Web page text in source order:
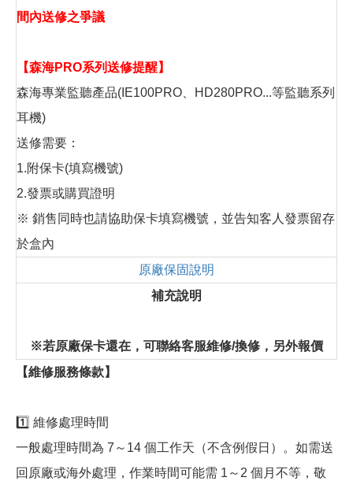
間內送修之爭議
【森海PRO系列送修提醒】
森海專業監聽產品(IE100PRO、HD280PRO...等監聽系列
耳機)
送修需要：
1.附保卡(填寫機號)
2.發票或購買證明
※ 銷售同時也請協助保卡填寫機號，並告知客人發票留存
於盒內
原廠保固說明
補充說明
※若原廠保卡還在，可聯絡客服維修/換修，另外報價
【維修服務條款】
1️⃣ 維修處理時間
一般處理時間為 7～14 個工作天（不含例假日）。如需送
回原廠或海外處理，作業時間可能需 1～2 個月不等，敬